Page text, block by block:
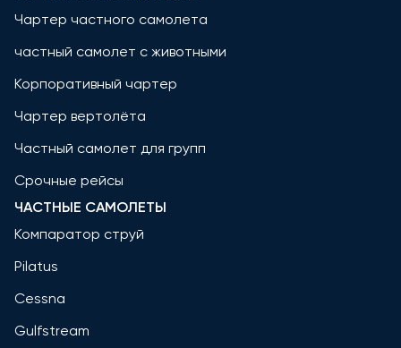
Чартер частного самолета
частный самолет с животными
Корпоративный чартер
Чартер вертолёта
Частный самолет для групп
Срочные рейсы
ЧАСТНЫЕ САМОЛЕТЫ
Компаратор струй
Pilatus
Cessna
Gulfstream